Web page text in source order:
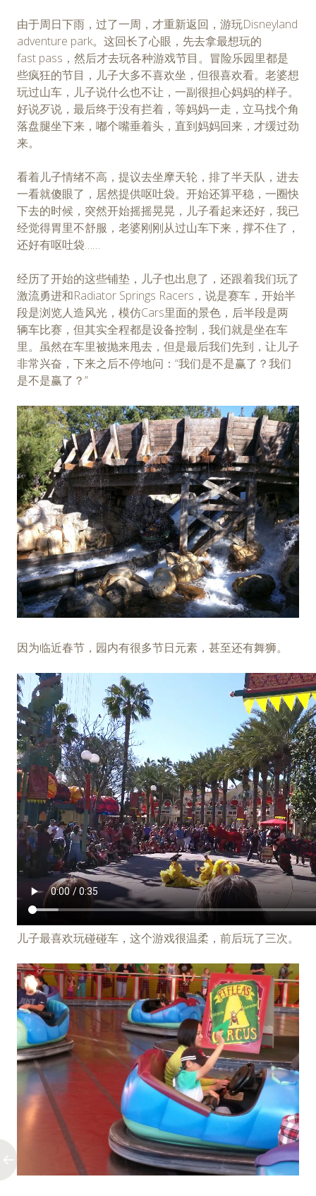
由于周日下雨，过了一周，才重新返回，游玩Disneyland
adventure park。这回长了心眼，先去拿最想玩的
fast pass，然后才去玩各种游戏节目。冒险乐园里都是
些疯狂的节目，儿子大多不喜欢坐，但很喜欢看。老婆想
玩过山车，儿子说什么也不让，一副很担心妈妈的样子。
好说歹说，最后终于没有拦着，等妈妈一走，立马找个角
落盘腿坐下来，嘟个嘴垂着头，直到妈妈回来，才缓过劲
来。
看着儿子情绪不高，提议去坐摩天轮，排了半天队，进去
一看就傻眼了，居然提供呕吐袋。开始还算平稳，一圈快
下去的时候，突然开始摇摇晃晃，儿子看起来还好，我已
经觉得胃里不舒服，老婆刚刚从过山车下来，撑不住了，
还好有呕吐袋……
经历了开始的这些铺垫，儿子也出息了，还跟着我们玩了
激流勇进和Radiator Springs Racers，说是赛车，开始半
段是浏览人造风光，模仿Cars里面的景色，后半段是两
辆车比赛，但其实全程都是设备控制，我们就是坐在车
里。虽然在车里被抛来甩去，但是最后我们先到，让儿子
非常兴奋，下来之后不停地问：“我们是不是赢了？我们
是不是赢了？”
因为临近春节，园内有很多节日元素，甚至还有舞狮。
儿子最喜欢玩碰碰车，这个游戏很温柔，前后玩了三次。